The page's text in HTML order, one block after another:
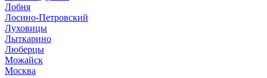
Лобня
Лосино-Петровский
Луховицы
Лыткарино
Люберцы
Можайск
Москва